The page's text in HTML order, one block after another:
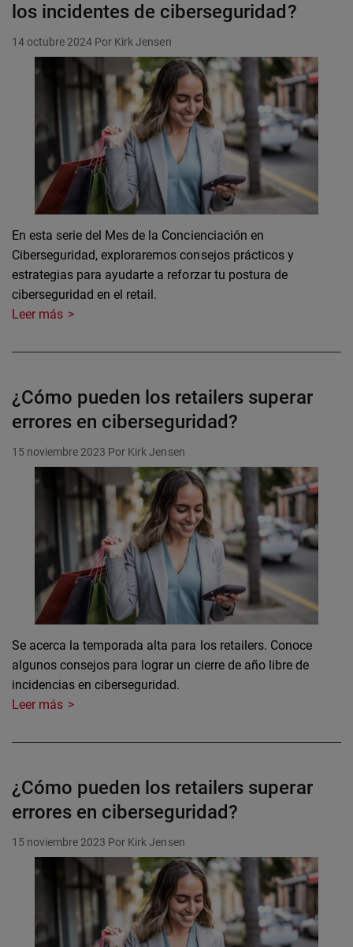
los incidentes de ciberseguridad?
14 octubre 2024 Por Kirk Jensen
En esta serie del Mes de la Concienciación en
Ciberseguridad, exploraremos consejos prácticos y
estrategias para ayudarte a reforzar tu postura de
ciberseguridad en el retail.
Leer más
¿Cómo pueden los retailers superar
errores en ciberseguridad?
15 noviembre 2023 Por Kirk Jensen
Se acerca la temporada alta para los retailers. Conoce
algunos consejos para lograr un cierre de año libre de
incidencias en ciberseguridad.
Leer más
¿Cómo pueden los retailers superar
errores en ciberseguridad?
15 noviembre 2023 Por Kirk Jensen